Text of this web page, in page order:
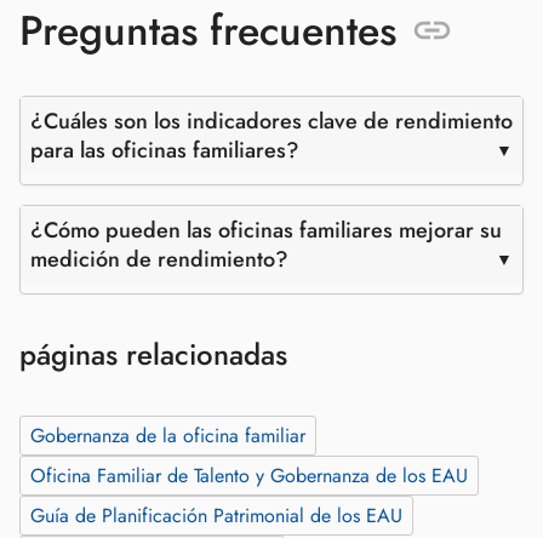
Preguntas frecuentes
¿Cuáles son los indicadores clave de rendimiento
para las oficinas familiares?
¿Cómo pueden las oficinas familiares mejorar su
medición de rendimiento?
páginas relacionadas
Gobernanza de la oficina familiar
Oficina Familiar de Talento y Gobernanza de los EAU
Guía de Planificación Patrimonial de los EAU